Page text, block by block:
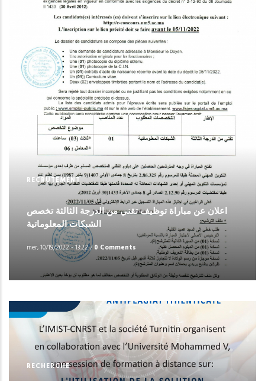
RECRUTEMENT
اعلان عن مباراة توظيف تقني من الدرجة الثالثة تخصص
الشبكات المعلوماتية
mer, 10/19/2022 - 13:22/0 Comments
RECHERCHE